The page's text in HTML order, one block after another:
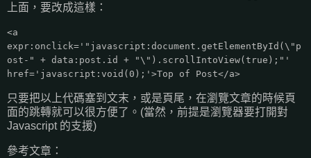
上面，要改成這樣：
<a
expr:onclick='"javascript:document.getElementById(\"p
ost-" + data:post.id + "\").scrollIntoView(true);"'
href='javascript:void(0);'>Top of Post</a>
只要把以上代碼塞到文末，或是頁尾，在瀏覽文章的時候頁
面的跳轉就可以很方便了。(當然，前提是瀏覽器要打開對
Javascript 的支援)
參考文章：